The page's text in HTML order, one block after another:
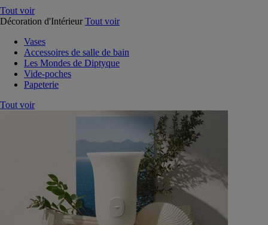
Tout voir
Décoration d'Intérieur Tout voir
Vases
Accessoires de salle de bain
Les Mondes de Diptyque
Vide-poches
Papeterie
Tout voir